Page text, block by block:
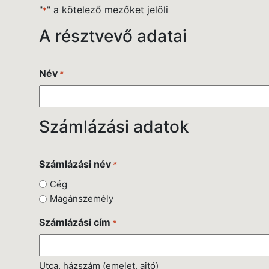
"*" a kötelező mezőket jelöli
A résztvevő adatai
Név *
Számlázási adatok
Számlázási név *
Cég
Magánszemély
Számlázási cím *
Utca, házszám (emelet, ajtó)